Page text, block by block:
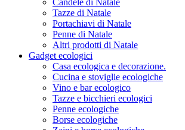
Tazze di Natale
Portachiavi di Natale
Penne di Natale
Altri prodotti di Natale
Gadget ecologici
Casa ecologica e decorazione.
Cucina e stoviglie ecologiche
Vino e bar ecologico
Tazze e bicchieri ecologici
Penne ecologiche
Borse ecologiche